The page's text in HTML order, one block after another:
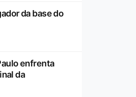
da base do
enfrenta
da